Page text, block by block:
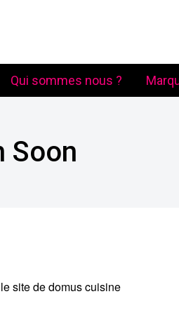
Qui sommes nous ?
Soon
site de domus cuisine